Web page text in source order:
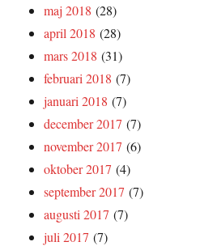
maj 2018 (28)
april 2018 (28)
mars 2018 (31)
februari 2018 (7)
januari 2018 (7)
december 2017 (7)
november 2017 (6)
oktober 2017 (4)
september 2017 (7)
augusti 2017 (7)
juli 2017 (7)